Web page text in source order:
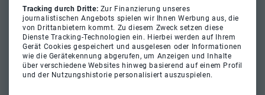
Tracking durch Dritte: Zur Finanzierung unseres
journalistischen Angebots spielen wir Ihnen Werbung aus, die
von Drittanbietern kommt. Zu diesem Zweck setzen diese
Dienste Tracking-Technologien ein. Hierbei werden auf Ihrem
Gerät Cookies gespeichert und ausgelesen oder Informationen
wie die Gerätekennung abgerufen, um Anzeigen und Inhalte
über verschiedene Websites hinweg basierend auf einem Profil
und der Nutzungshistorie personalisiert auszuspielen.